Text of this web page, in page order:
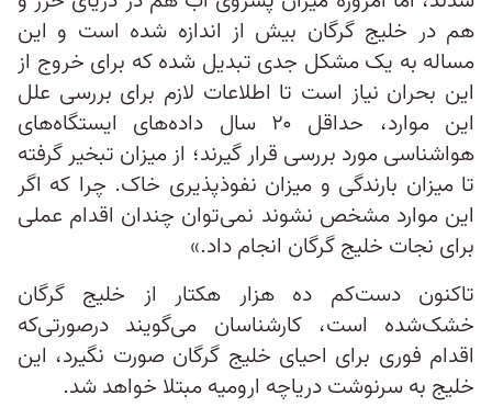
هم در خلیج گرگان بیش از اندازه شده است و این
مساله به یک مشکل جدی تبدیل شده که برای خروج از
این بحران نیاز است تا اطلاعات لازم برای بررسی علل
این موارد، حداقل ۲۰ سال داده‌های ایستگاه‌های
هواشناسی مورد بررسی قرار گیرند؛ از میزان تبخیر گرفته
تا میزان بارندگی و میزان نفوذپذیری خاک. چرا که اگر
این موارد مشخص نشوند نمی‌توان چندان اقدام عملی
برای نجات خلیج گرگان انجام داد.»
تاکنون دست‌کم ده هزار هکتار از خلیج گرگان
خشک‌شده است، کارشناسان می‌گویند درصورتی‌که
اقدام فوری برای احیای خلیج گرگان صورت نگیرد، این
خلیج به سرنوشت دریاچه ارومیه مبتلا خواهد شد.